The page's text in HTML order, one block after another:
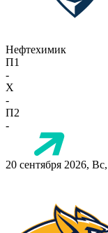
Нефтехимик
П1
-
X
-
П2
-
20 сентября 2026,